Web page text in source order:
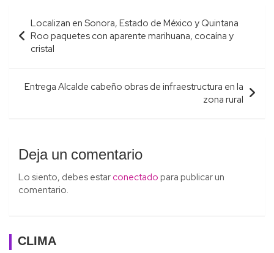
Navegación
de
entradas
Localizan en Sonora, Estado de México y Quintana
Roo paquetes con aparente marihuana, cocaína y
cristal
Entrega Alcalde cabeño obras de infraestructura en la
zona rural
Deja un comentario
Lo siento, debes estar conectado para publicar un
comentario.
CLIMA